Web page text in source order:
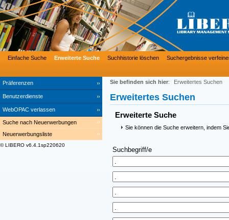
Präferenzen
Benutzerdienste
WebOPAC verlassen
Einfache Suche Erweiterte Suche Suchhistorie löschen Suchergebnisse
Suche nach Neuerwerbungen
Neuerwerbungsliste
© LIBERO v6.4.1sp220620
Sie befinden sich hier: Erweitertes Suchen
Erweitertes Suchen
Erweiterte Suche
Sie können die Suche erweitern, indem
Suchbegriff/e